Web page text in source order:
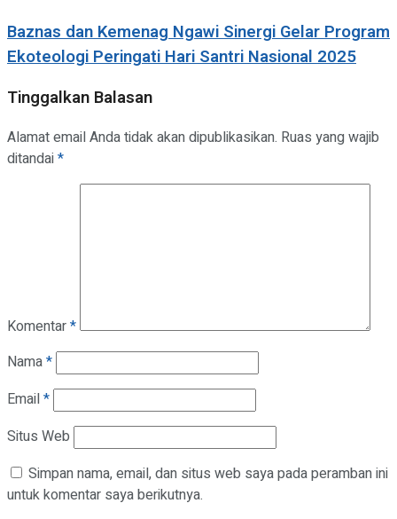
Baznas dan Kemenag Ngawi Sinergi Gelar Program
Ekoteologi Peringati Hari Santri Nasional 2025
Tinggalkan Balasan
Alamat email Anda tidak akan dipublikasikan. Ruas yang wajib
ditandai*
Komentar*
Nama*
Email*
Situs Web
Simpan nama, email, dan situs web saya pada peramban ini
untuk komentar saya berikutnya.